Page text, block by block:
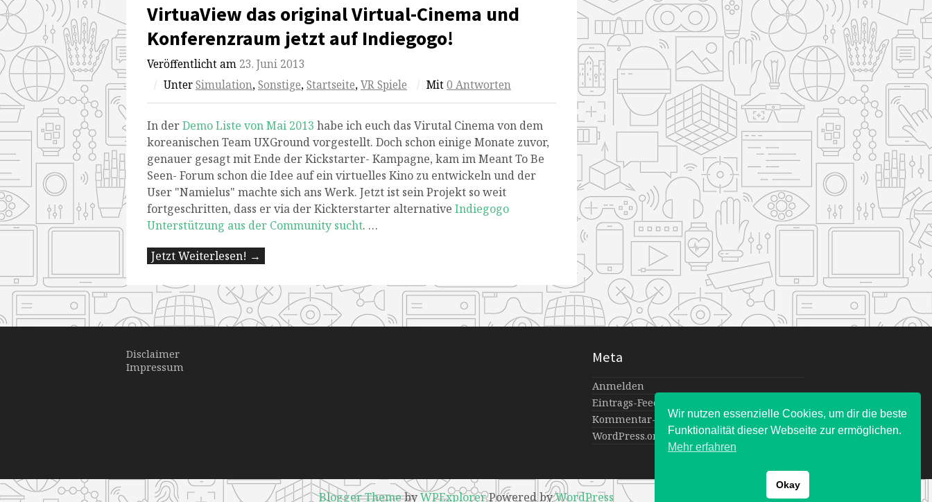
VirtuaView das original Virtual-Cinema und
Konferenzraum jetzt auf Indiegogo!
Veröffentlicht am 23. Juni 2013
/ UnterSimulation,Sonstige,Startseite,VR Spiele / Mit0 Antworten
In derDemo Liste von Mai 2013 habe ich euch das Virutal Cinema von dem
koreanischen Team UXGround vorgestellt. Doch schon einige Monate zuvor,
genauer gesagt mit Ende der Kickstarter- Kampagne, kam im Meant To Be
Seen- Forum schon die Idee auf ein virtuelles Kino zu entwickeln und der
User "Namielus" machte sich ans Werk. Jetzt ist sein Projekt so weit
fortgeschritten, dass er via der Kickterstarter alternative Indiegogo
Unterstützung aus der Community sucht. …
Jetzt Weiterlesen! →
Disclaimer
Impressum
Meta
Anmelden
Eintrags-Feed
Kommentar-Feed
WordPress.org
Blogger ThemebyWPExplorerPowered byWordPress
Wir nutzen essenzielle Cookies, um dir die beste
Funktionalität dieser Webseite zur ermöglichen.
Mehr erfahren
Okay